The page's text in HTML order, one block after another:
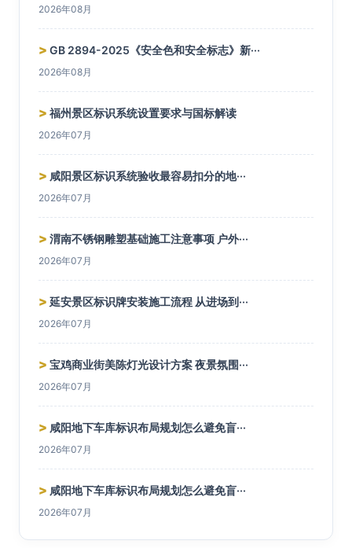
2026年08月
> GB 2894-2025《安全色和安全标志》新···
2026年08月
> 福州景区标识系统设置要求与国标解读
2026年07月
> 咸阳景区标识系统验收最容易扣分的地···
2026年07月
> 渭南不锈钢雕塑基础施工注意事项 户外···
2026年07月
> 延安景区标识牌安装施工流程 从进场到···
2026年07月
> 宝鸡商业街美陈灯光设计方案 夜景氛围···
2026年07月
> 咸阳地下车库标识布局规划怎么避免盲···
2026年07月
> 咸阳地下车库标识布局规划怎么避免盲···
2026年07月